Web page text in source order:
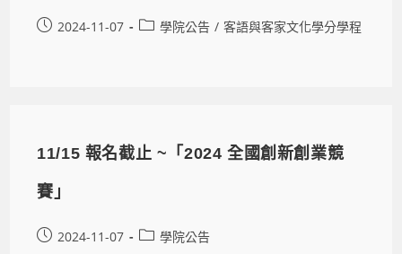
2024-11-07 學院公告 / 客語與客家文化學分學程
11/15 報名截止 ~「2024 全國創新創業競
賽」
2024-11-07 學院公告